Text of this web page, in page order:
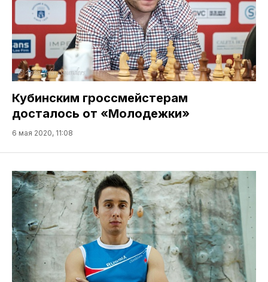
Кубинским гроссмейстерам
досталось от «Молодежки»
6 мая 2020, 11:08